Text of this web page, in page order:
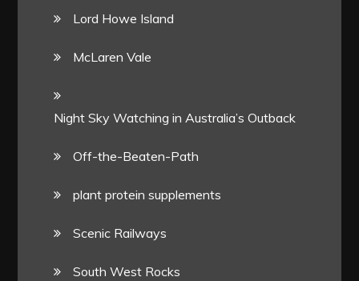
Lord Howe Island
McLaren Vale
Night Sky Watching in Australia’s Outback
Off-the-Beaten-Path
plant protein supplements
Scenic Railways
South West Rocks